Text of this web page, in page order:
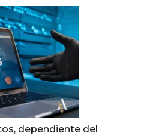
dependiente del